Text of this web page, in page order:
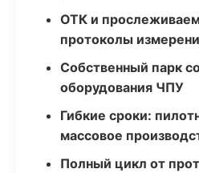
ОТК и
протоколы
Собственный парк
оборудования ЧПУ
Гибкие сроки:
массовое
Полный цикл от